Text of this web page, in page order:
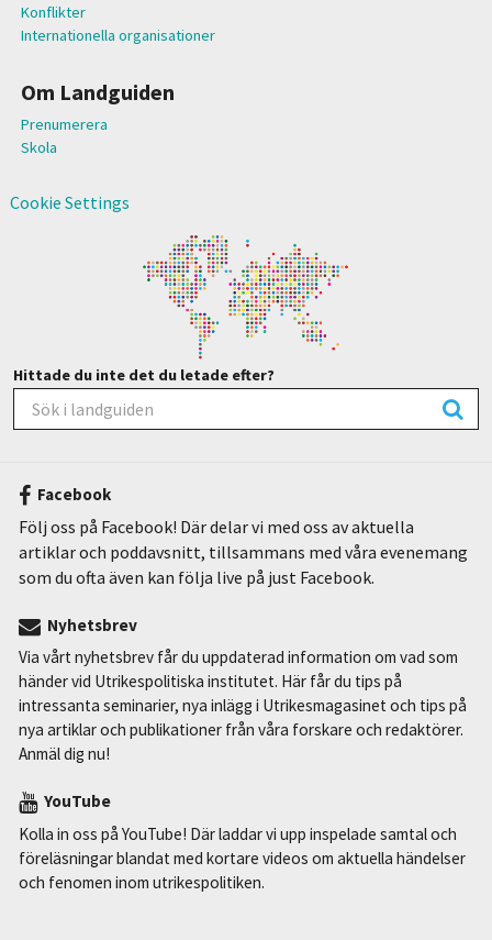
Konflikter
Internationella organisationer
Om Landguiden
Prenumerera
Skola
Cookie Settings
Hittade du inte det du letade efter?
Facebook
Följ oss på Facebook! Där delar vi med oss av aktuella
artiklar och poddavsnitt, tillsammans med våra evenemang
som du ofta även kan följa live på just Facebook.
Nyhetsbrev
Via vårt nyhetsbrev får du uppdaterad information om vad som
händer vid Utrikespolitiska institutet. Här får du tips på
intressanta seminarier, nya inlägg i Utrikesmagasinet och tips på
nya artiklar och publikationer från våra forskare och redaktörer.
Anmäl dig nu!
YouTube
Kolla in oss på YouTube! Där laddar vi upp inspelade samtal och
föreläsningar blandat med kortare videos om aktuella händelser
och fenomen inom utrikespolitiken.